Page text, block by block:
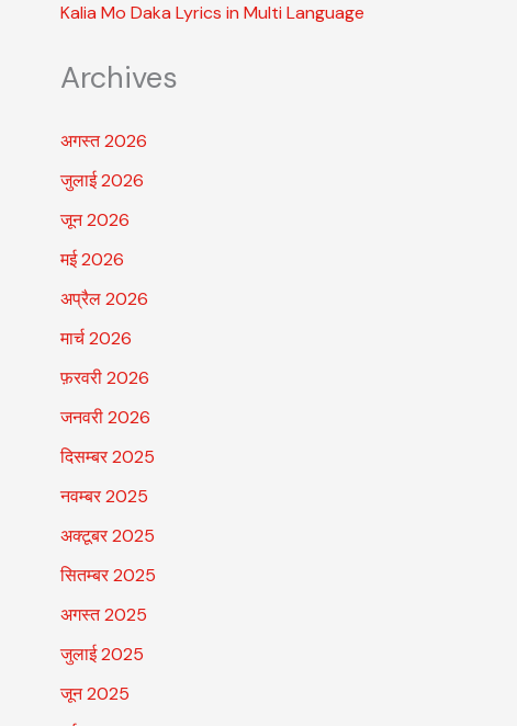
Kalia Mo Daka Lyrics in Multi Language
Archives
अगस्त 2026
जुलाई 2026
जून 2026
मई 2026
अप्रैल 2026
मार्च 2026
फ़रवरी 2026
जनवरी 2026
दिसम्बर 2025
नवम्बर 2025
अक्टूबर 2025
सितम्बर 2025
अगस्त 2025
जुलाई 2025
जून 2025